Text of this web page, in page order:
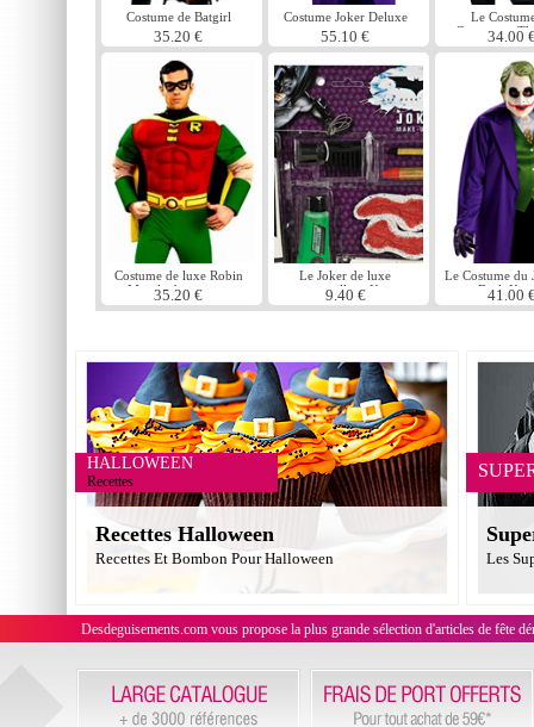
Costume de Batgirl
35.20 €
Costume Joker Deluxe
55.10 €
Le
Catwoman
Knight
34.00
Costume de luxe Robin
Muscle thoracique
35.20 €
Le Joker de luxe
maquillage Kit
9.40 €
Le Costume du
Dark
41.00
HALLOWEEN
Recettes
Recettes Halloween
Recettes Et Bombon Pour Halloween Les
Desdeguisements.com vous propose la plus grande sélection d'articles de fête